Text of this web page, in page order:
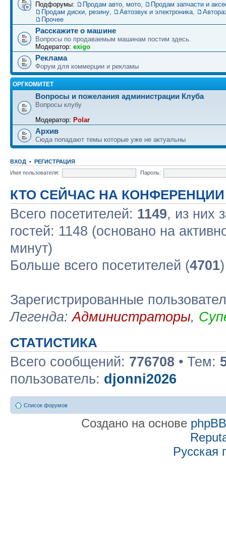
Подфорумы: Продам авто, мото,
Продам запчасти и
Продам диски, резину, Автозвук и электроника,
Прочее
Расскажите о машине
Вопросы по продаваемым машинам постим здесь.
Модератор: exigo
Реклама
Форум для коммерции и рекламы
ОРГКОМИТЕТ
Вопросы и пожелания администрации Клуба
Вопросы клубу
Модератор: Polar
Архив
Сюда попадают темы которые уже не актуальны
ВХОД • РЕГИСТРАЦИЯ
Имя пользователя:
Пароль:
КТО СЕЙЧАС НА КОНФЕРЕНЦИИ
Всего посетителей: 1149, из них
гостей: 1148 (основано на
минут)
Больше всего посетителей (4701
Зарегистрированные
Легенда:Администраторы,
СТАТИСТИКА
Всего сообщений: 776708 • Тем:
пользователь: djonni2026
Список форумов
Создано на основе phpBB
Русская